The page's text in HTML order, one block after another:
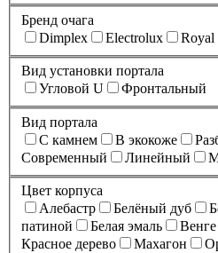
Бренд очага
Dimplex
Electrolux Royal
Вид установки портала
Угловой U
Фронтальный
Вид портала
C камнем
В экокоже
Современный
Линейный
Цвет корпуса
Алебастр
Белёный дуб
патиной
Белая эмаль Венге
Красное дерево
Махагон